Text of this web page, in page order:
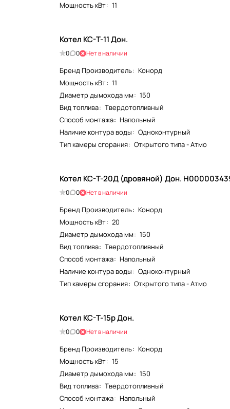
Мощность кВт: 11
Котел КС-Т-11 Дон.
0 0 Нет в наличии
Бренд Производитель: Конорд
Мощность кВт: 11
Диаметр дымохода мм: 150
Вид топлива: Твердотопливный
Способ монтажа: Напольный
Наличие контура воды: Одноконтурный
Тип камеры сгорания: Открытого типа - Атмо
Котел КС-Т-20Д (дровяной) Дон.
0 0 Нет в наличии
Бренд Производитель: Конорд
Мощность кВт: 20
Диаметр дымохода мм: 150
Вид топлива: Твердотопливный
Способ монтажа: Напольный
Наличие контура воды: Одноконтурный
Тип камеры сгорания: Открытого типа - Атмо
Котел КС-Т-15р Дон.
0 0 Нет в наличии
Бренд Производитель: Конорд
Мощность кВт: 15
Диаметр дымохода мм: 150
Вид топлива: Твердотопливный
Способ монтажа: Напольный